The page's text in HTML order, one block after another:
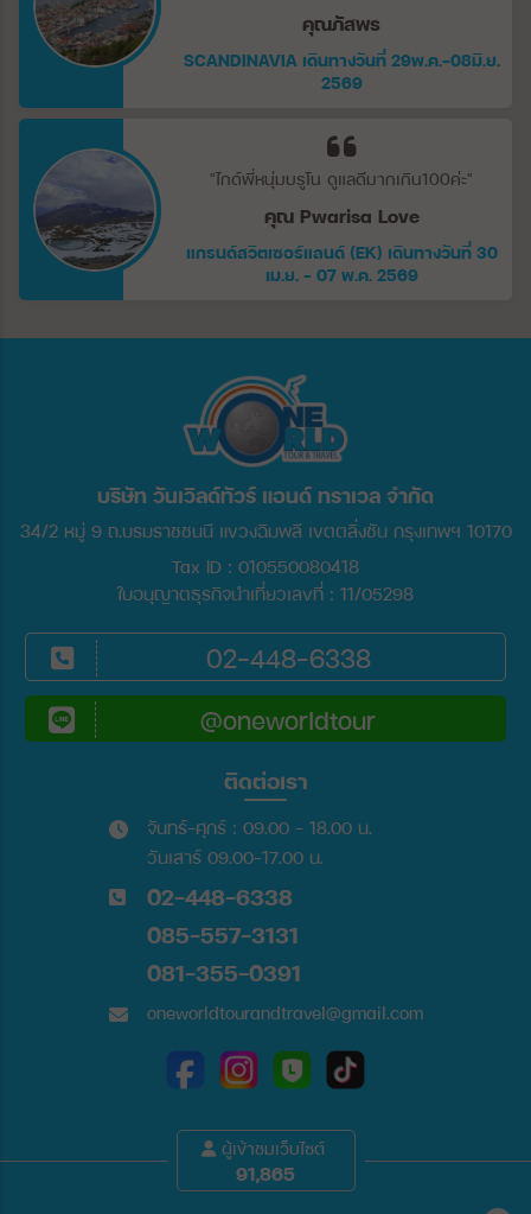
คุณภัสพร
SCANDINAVIA เดินทางวันที่ 29พ.ค.-08มิ.ย.
2569
"ไกด์พี่หนุ่มบรูโน ดูแลดีมากเกิน100ค่ะ"
คุณ Pwarisa Love
แกรนด์สวิตเซอร์แลนด์ (EK) เดินทางวันที่ 30
เม.ย. - 07 พ.ค. 2569
บริษัท วันเวิลด์ทัวร์ แอนด์ ทราเวล จำกัด
34/2 หมู่ 9 ถ.บรมราชชนนี แขวงฉิมพลี เขตตลิ่งชัน กรุงเทพฯ 10170
Tax ID : 010550080418
ใบอนุญาตธุรกิจนำเที่ยวเลขที่ : 11/05298
02-448-6338
@oneworldtour
ติดต่อเรา
จันทร์-ศุกร์ : 09.00 - 18.00 น.
วันเสาร์ 09.00-17.00 น.
02-448-6338
085-557-3131
081-355-0391
oneworldtourandtravel@gmail.com
ผู้เข้าชมเว็บไซต์
91,865